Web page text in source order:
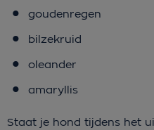
goudenregen
bilzekruid
oleander
amaryllis
Staat je hond tijdens het